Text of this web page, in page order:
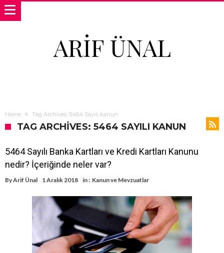
ARIF ÜNAL
Home Tag Archives: 5464 Sayılı kanun
TAG ARCHIVES: 5464 SAYILI KANUN
5464 Sayılı Banka Kartları ve Kredi Kartları Kanunu
nedir? İçeriğinde neler var?
ByArif Ünal 1 Aralık 2018 in : Kanun ve Mevzuatlar